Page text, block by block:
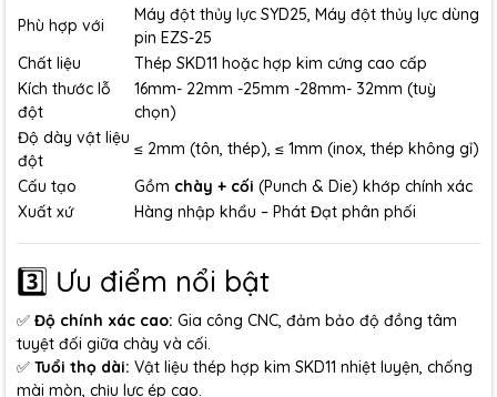
Phù hợp với
Máy đột thủy lực SYD25, Máy đột thủy lực dùng
pin EZS-25
Chất liệu
Thép SKD11 hoặc hợp kim cứng cao cấp
Kích thước lỗ
đột
16mm- 22mm -25mm -28mm- 32mm (tuỳ
chọn)
Độ dày vật liệu
đột
≤ 2mm (tôn, thép), ≤ 1mm (inox, thép không gỉ)
Cấu tạo
Gồm chày + cối (Punch & Die) khớp chính xác
Xuất xứ
Hàng nhập khẩu – Phát Đạt phân phối
3️⃣ Ưu điểm nổi bật
✅ Độ chính xác cao: Gia công CNC, đảm bảo độ đồng tâm
tuyệt đối giữa chày và cối.
✅ Tuổi thọ dài: Vật liệu thép hợp kim SKD11 nhiệt luyện, chống
mài mòn, chịu lực ép cao.